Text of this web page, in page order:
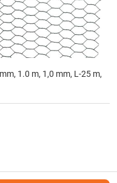
1.0 m, 1,0 mm, L-25 m,